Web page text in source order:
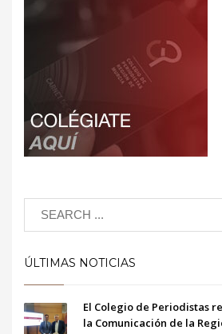
ÚLTIMAS NOTICIAS
El Colegio de Periodistas
la Comunicación de la